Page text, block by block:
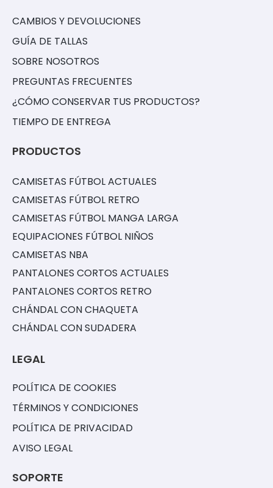
CAMBIOS Y DEVOLUCIONES
GUÍA DE TALLAS
SOBRE NOSOTROS
PREGUNTAS FRECUENTES
¿CÓMO CONSERVAR TUS PRODUCTOS?
TIEMPO DE ENTREGA
PRODUCTOS
CAMISETAS FÚTBOL ACTUALES
CAMISETAS FÚTBOL RETRO
CAMISETAS FÚTBOL MANGA LARGA
EQUIPACIONES FÚTBOL NIÑOS
CAMISETAS NBA
PANTALONES CORTOS ACTUALES
PANTALONES CORTOS RETRO
CHÁNDAL CON CHAQUETA
CHÁNDAL CON SUDADERA
LEGAL
POLÍTICA DE COOKIES
TÉRMINOS Y CONDICIONES
POLÍTICA DE PRIVACIDAD
AVISO LEGAL
SOPORTE